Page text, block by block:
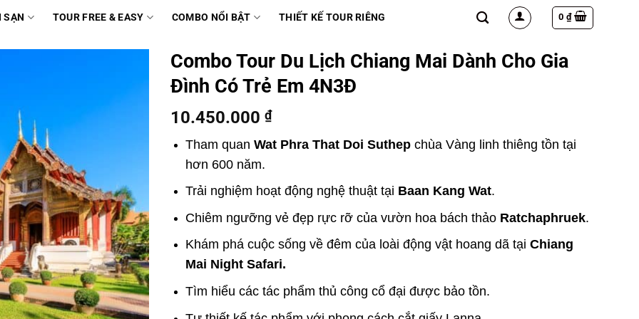
SẠN TOUR FREE & EASY COMBO NỔI BẬT THIẾT KẾ TOUR RIÊNG 0 ₫
Combo Tour Du Lịch Chiang Mai Dành Cho Gia
Đình Có Trẻ Em 4N3Đ
10.450.000 ₫
Tham quan Wat Phra That Doi Suthep chùa Vàng linh thiêng tồn tại
hơn 600 năm.
Trải nghiệm hoạt động nghệ thuật tại Baan Kang Wat.
Chiêm ngưỡng vẻ đẹp rực rỡ của vườn hoa bách thảo Ratchaphruek.
Khám phá cuộc sống về đêm của loài động vật hoang dã tại Chiang
Mai Night Safari.
Tìm hiểu các tác phẩm thủ công cổ đại được bảo tồn.